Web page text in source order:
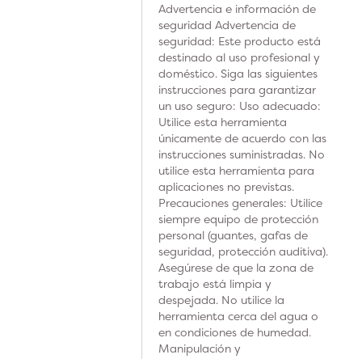
Advertencia e información de
seguridad Advertencia de
seguridad: Este producto está
destinado al uso profesional y
doméstico. Siga las siguientes
instrucciones para garantizar
un uso seguro: Uso adecuado:
Utilice esta herramienta
únicamente de acuerdo con las
instrucciones suministradas. No
utilice esta herramienta para
aplicaciones no previstas.
Precauciones generales: Utilice
siempre equipo de protección
personal (guantes, gafas de
seguridad, protección auditiva).
Asegúrese de que la zona de
trabajo está limpia y
despejada. No utilice la
herramienta cerca del agua o
en condiciones de humedad.
Manipulación y